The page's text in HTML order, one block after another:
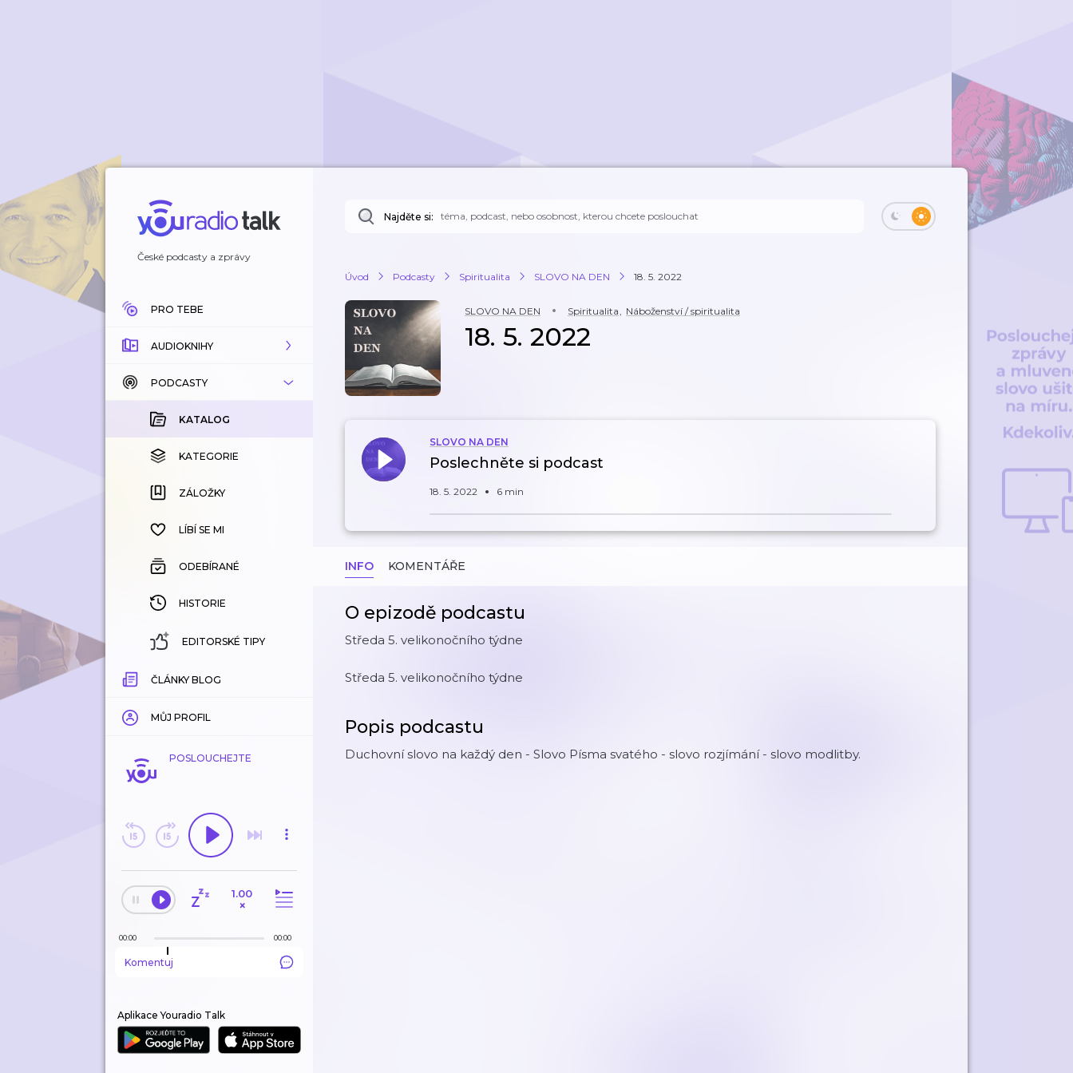
České podcasty a zprávy
PRO TEBE
AUDIOKNIHY
KATALOG
KOUPENÉ
KATEGORIE
ZÁLOŽKY
HISTORIE
PODCASTY
KATALOG
KATEGORIE
ZÁLOŽKY
LÍBÍ SE MI
ODEBÍRANÉ
HISTORIE
EDITORSKÉ TIPY
ČLÁNKY BLOG
MŮJ PROFIL
POSLOUCHEJTE
1.00
×
00:00 00:00
Komentuj
Aplikace Youradio Talk
Najděte si:
Úvod Podcasty Spiritualita SLOVO NA DEN 18. 5. 2022
SLOVO NA DEN Spiritualita, Náboženství / spiritualita
18. 5. 2022
SLOVO NA DEN
Poslechněte si podcast
18. 5. 2022 6 min
INFO KOMENTÁŘE
O epizodě podcastu
Středa 5. velikonočního týdne
Středa 5. velikonočního týdne
Popis podcastu
Duchovní slovo na každý den - Slovo Písma svatého - slovo rozjímání - slovo modlitby.